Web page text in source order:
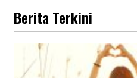
Berita Terkini